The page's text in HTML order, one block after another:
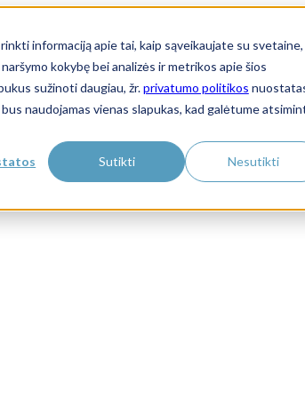
informaciją apie tai, kaip sąveikaujate su svetaine,
kokybę bei analizės ir metrikos apie šios
sužinoti daugiau, žr.privatumo politikos
naudojamas vienas slapukas, kad galėtume
Sutikti Nesutikti